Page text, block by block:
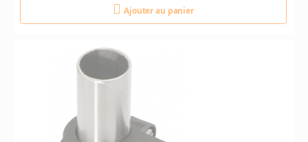
Ajouter au panier